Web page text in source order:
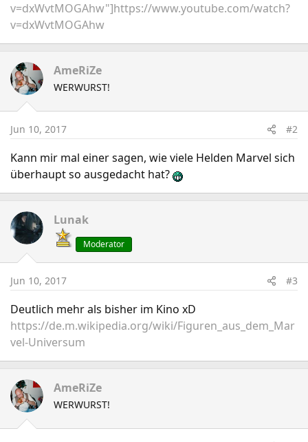
v=dxWvtMOGAhw"]https://www.youtube.com/watch?
v=dxWvtMOGAhw
AmeRiZe
WERWURST!
Jun 10, 2017 #2
Kann mir mal einer sagen, wie viele Helden Marvel sich
überhaupt so ausgedacht hat?
Lunak
Moderator
Jun 10, 2017 #3
Deutlich mehr als bisher im Kino xD
https://de.m.wikipedia.org/wiki/Figuren_aus_dem_Mar
vel-Universum
AmeRiZe
WERWURST!